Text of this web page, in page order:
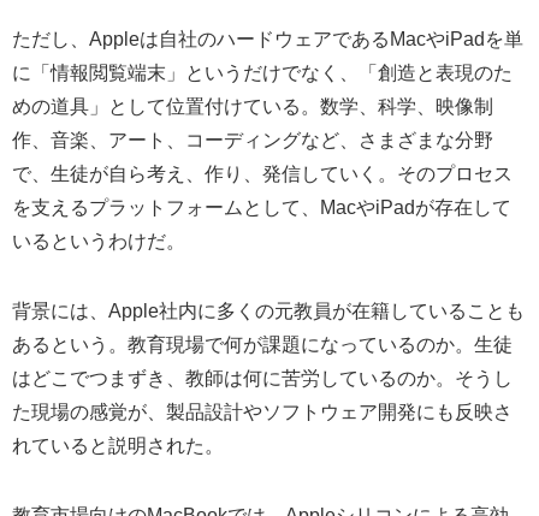
ただし、Appleは自社のハードウェアであるMacやiPadを単
に「情報閲覧端末」というだけでなく、「創造と表現のた
めの道具」として位置付けている。数学、科学、映像制
作、音楽、アート、コーディングなど、さまざまな分野
で、生徒が自ら考え、作り、発信していく。そのプロセス
を支えるプラットフォームとして、MacやiPadが存在して
いるというわけだ。
背景には、Apple社内に多くの元教員が在籍していることも
あるという。教育現場で何が課題になっているのか。生徒
はどこでつまずき、教師は何に苦労しているのか。そうし
た現場の感覚が、製品設計やソフトウェア開発にも反映さ
れていると説明された。